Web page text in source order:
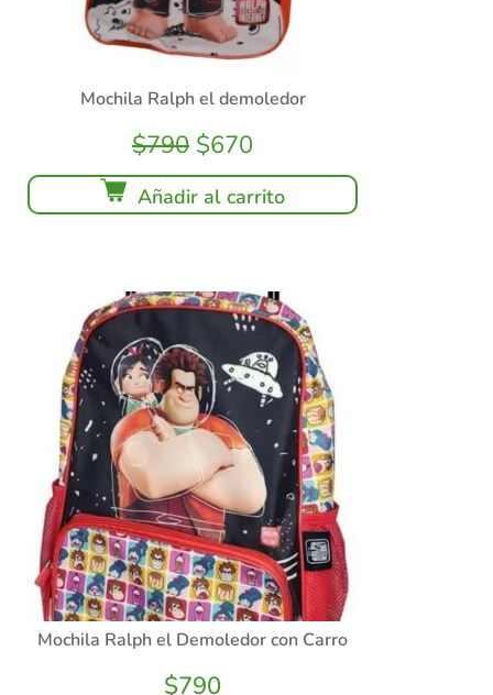
Mochila Ralph el demoledor
$790 $670
Añadir al carrito
Mochila Ralph el Demoledor con Carro
$790